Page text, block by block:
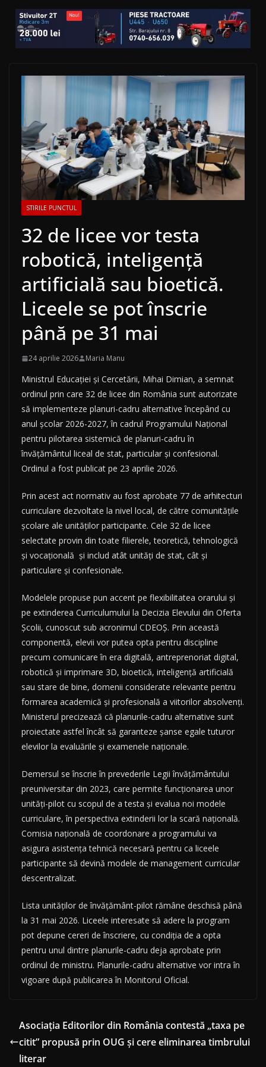
STIRILE PUNCTUL
32 de licee vor testa
robotică, inteligență
artificială sau bioetică.
Liceele se pot înscrie
până pe 31 mai
24 aprilie 2026 Maria Manu
Ministrul Educației și Cercetării, Mihai Dimian, a semnat
ordinul prin care 32 de licee din România sunt autorizate
să implementeze planuri-cadru alternative începând cu
anul școlar 2026-2027, în cadrul Programului Național
pentru pilotarea sistemică de planuri-cadru în
învățământul liceal de stat, particular și confesional.
Ordinul a fost publicat pe 23 aprilie 2026.
Prin acest act normativ au fost aprobate 77 de arhitecturi
curriculare dezvoltate la nivel local, de către comunitățile
școlare ale unităților participante. Cele 32 de licee
selectate provin din toate filierele, teoretică, tehnologică
și vocațională și includ atât unități de stat, cât și
particulare și confesionale.
Modelele propuse pun accent pe flexibilitatea orarului și
pe extinderea Curriculumului la Decizia Elevului din Oferta
Școlii, cunoscut sub acronimul CDEOȘ. Prin această
componentă, elevii vor putea opta pentru discipline
precum comunicare în era digitală, antreprenoriat digital,
robotică și imprimare 3D, bioetică, inteligență artificială
sau stare de bine, domenii considerate relevante pentru
formarea academică și profesională a viitorilor absolvenți.
Ministerul precizează că planurile-cadru alternative sunt
proiectate astfel încât să garanteze șanse egale tuturor
elevilor la evaluările și examenele naționale.
Demersul se înscrie în prevederile Legii învățământului
preuniversitar din 2023, care permite funcționarea unor
unități-pilot cu scopul de a testa și evalua noi modele
curriculare, în perspectiva extinderii lor la scară națională.
Comisia națională de coordonare a programului va
asigura asistența tehnică necesară pentru ca liceele
participante să devină modele de management curricular
descentralizat.
Lista unităților de învățământ-pilot rămâne deschisă până
la 31 mai 2026. Liceele interesate să adere la program
pot depune cereri de înscriere, cu condiția de a opta
pentru unul dintre planurile-cadru deja aprobate prin
ordinul de ministru. Planurile-cadru alternative vor intra în
vigoare după publicarea în Monitorul Oficial.
Asociația Editorilor din România contestă „taxa pe
citit” propusă prin OUG și cere eliminarea timbrului
literar